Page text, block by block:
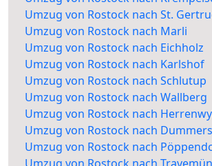
Umzug von Rostock nach St.
Umzug von Rostock nach Marli
Umzug von Rostock nach Eichholz
Umzug von Rostock nach Karlshof
Umzug von Rostock nach Schlutup
Umzug von Rostock nach Wallberg
Umzug von Rostock nach
Umzug von Rostock nach
Umzug von Rostock nach